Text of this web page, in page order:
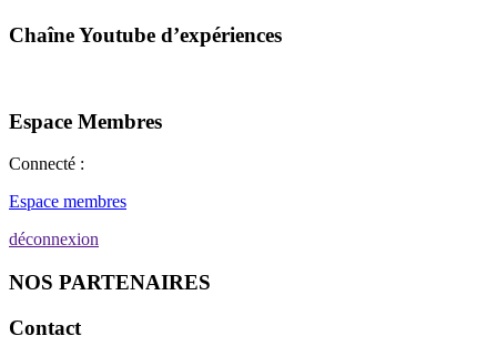
Chaîne Youtube d’expériences
Espace Membres
Connecté :
Espace membres
déconnexion
NOS PARTENAIRES
Contact